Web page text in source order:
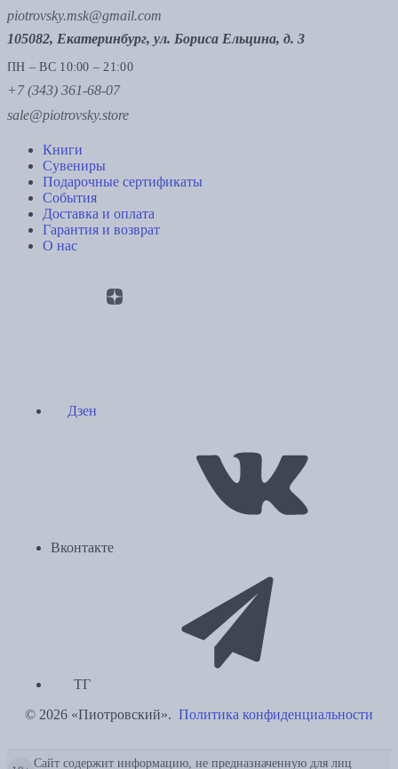
piotrovsky.msk@gmail.com
105082, Екатеринбург, ул. Бориса Ельцина, д. 3
ПН – ВС 10:00 – 21:00
+7 (343) 361-68-07
sale@piotrovsky.store
Книги
Сувениры
Подарочные сертификаты
События
Доставка и оплата
Гарантия и возврат
О нас
Дзен
Вконтакте
ТГ
© 2026 «Пиотровский». Политика конфиденциальности
Сайт содержит информацию, не предназначенную для лиц